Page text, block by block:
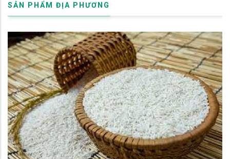
SẢN PHẨM ĐỊA PHƯƠNG